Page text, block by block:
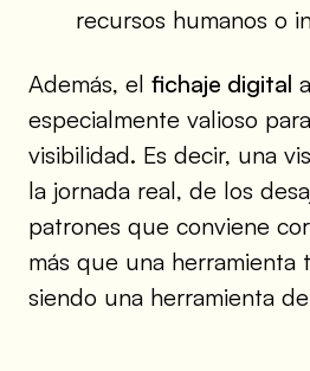
recursos humanos o
Además, el fichaje digital
especialmente valioso
visibilidad. Es decir, una
la jornada real, de los
patrones que conviene
más que una herramienta
siendo una herramienta